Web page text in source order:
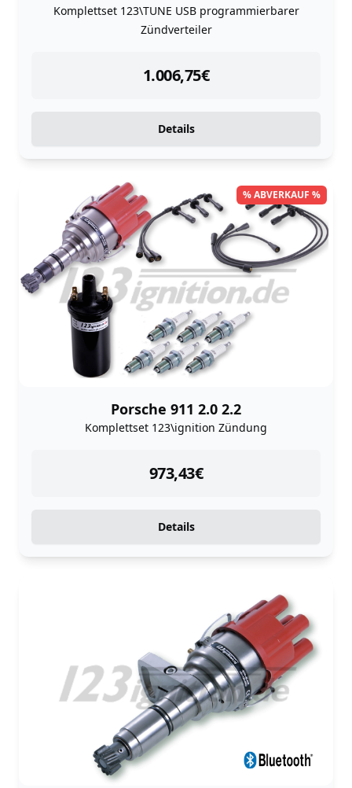
Komplettset 123\TUNE USB programmierbarer
Zündverteiler
1.006,75€
instock
Details
% ABVERKAUF %
Porsche 911 2.0 2.2
Komplettset 123\ignition Zündung
973,43€
instock
Details